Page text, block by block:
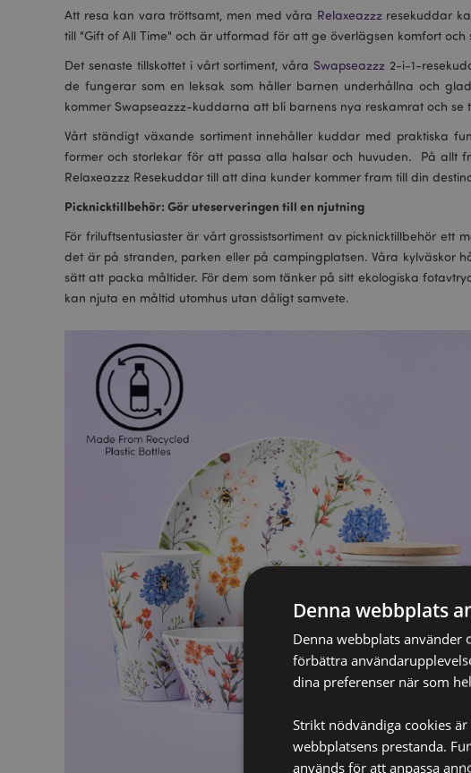
Att resa kan vara tröttsamt, men med våra Relaxeazzz resekuddar
till "Gift of All Time" och är utformad för att ge överlägsen komfort och
Det senaste tillskottet i vårt sortiment, våra Swapseazzz 2-i-1-
de fungerar som en leksak som håller barnen underhållna och
kommer Swapseazzz-kuddarna att bli barnens nya reskamrat och
Vårt ständigt växande sortiment innehåller kuddar med praktiska
former och storlekar för att passa alla halsar och huvuden. På allt
Relaxeazzz Resekuddar till att dina kunder kommer fram till din
Picknicktillbehör: Gör uteserveringen till en njutning
För friluftsentusiaster är vårt grossistsortiment av picknicktillbehör
det är på stranden, parken eller på campingplatsen. Våra kylväskor
sätt att packa måltider. För dem som tänker på sitt ekologiska
kan njuta en måltid utomhus utan dåligt samvete.
Denna webbplats
Denna webbplats
förbättra
dina preferenser när som
Strikt nödvändiga cookies
webbplatsens prestanda.
används för att anpassa